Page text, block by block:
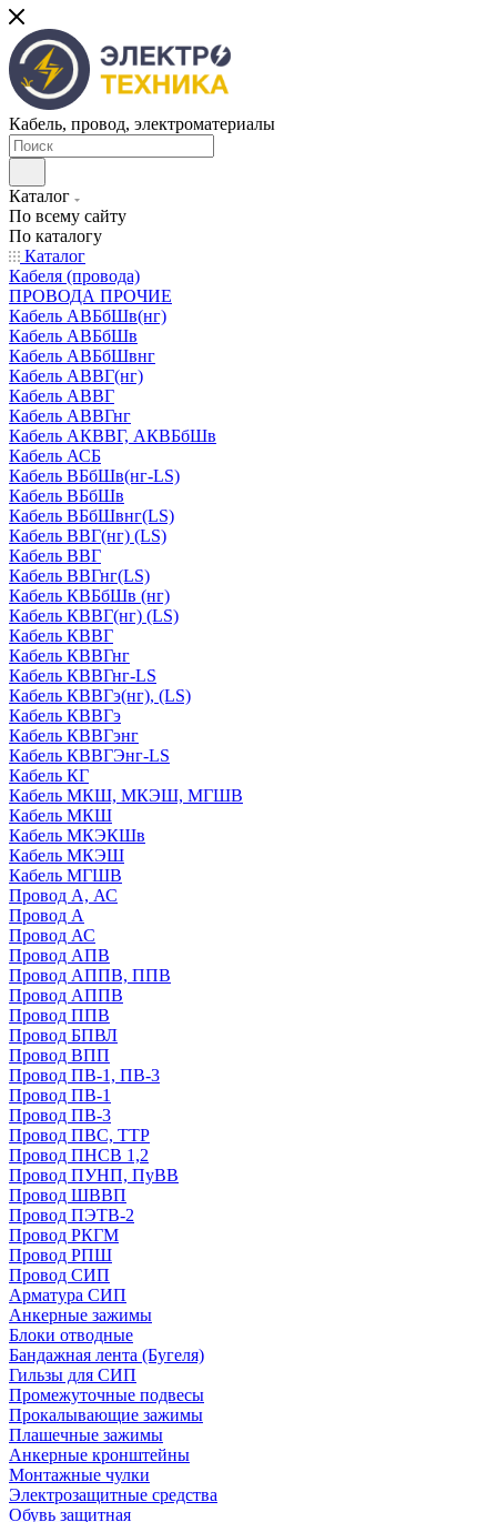
Кабель, провод, электроматериалы
Каталог
По всему сайту
По каталогу
Каталог
Кабеля (провода)
ПРОВОДА ПРОЧИЕ
Кабель АВБбШв(нг)
Кабель АВБбШв
Кабель АВБбШвнг
Кабель АВВГ(нг)
Кабель АВВГ
Кабель АВВГнг
Кабель АКВВГ, АКВБбШв
Кабель АСБ
Кабель ВБбШв(нг-LS)
Кабель ВБбШв
Кабель ВБбШвнг(LS)
Кабель ВВГ(нг) (LS)
Кабель ВВГ
Кабель ВВГнг(LS)
Кабель КВБбШв (нг)
Кабель КВВГ(нг) (LS)
Кабель КВВГ
Кабель КВВГнг
Кабель КВВГнг-LS
Кабель КВВГэ(нг), (LS)
Кабель КВВГэ
Кабель КВВГэнг
Кабель КВВГЭнг-LS
Кабель КГ
Кабель МКШ, МКЭШ, МГШВ
Кабель МКШ
Кабель МКЭКШв
Кабель МКЭШ
Кабель МГШВ
Провод А, АС
Провод А
Провод АС
Провод АПВ
Провод АППВ, ППВ
Провод АППВ
Провод ППВ
Провод БПВЛ
Провод ВПП
Провод ПВ-1, ПВ-3
Провод ПВ-1
Провод ПВ-3
Провод ПВС, ТТР
Провод ПНСВ 1,2
Провод ПУНП, ПуВВ
Провод ШВВП
Провод ПЭТВ-2
Провод РКГМ
Провод РПШ
Провод СИП
Арматура СИП
Анкерные зажимы
Блоки отводные
Бандажная лента (Бугеля)
Гильзы для СИП
Промежуточные подвесы
Прокалывающие зажимы
Плашечные зажимы
Анкерные кронштейны
Монтажные чулки
Электрозащитные средства
Обувь защитная